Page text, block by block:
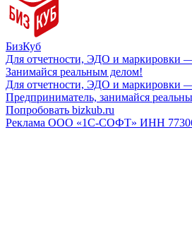
БизКуб
Для отчетности, ЭДО и маркировки
Занимайся реальным делом!
Для отчетности, ЭДО и маркировки
Предприниматель, занимайся
Попробовать bizkub.ru
Реклама ООО «1С-СОФТ» ИНН